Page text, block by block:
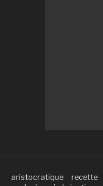
aristocratique recette